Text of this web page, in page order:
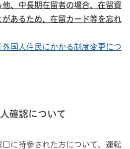
、中長期在留者の場合、在留資
あるため、在留カード等を忘れ
外国人住民にかかる制度変更につ
確認について
に持参された方について、運転